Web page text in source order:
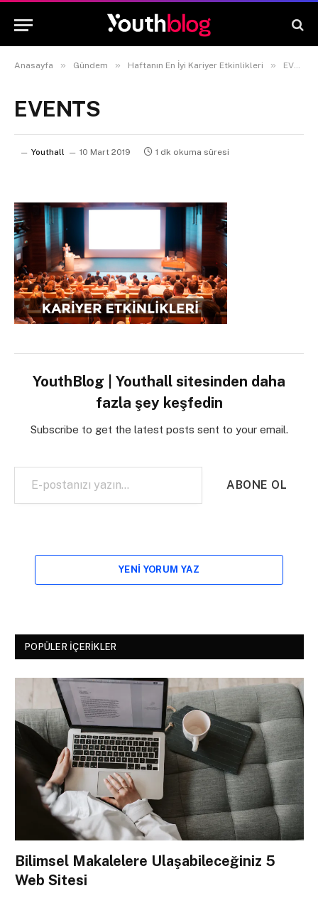
Anasayfa » Gündem » Haftanın En İyi Kariyer Etkinlikleri » EVENTS
EVENTS
Youthall 10 Mart 2019 1 dk okuma süresi
YouthBlog | Youthall sitesinden daha
fazla şey keşfedin
Subscribe to get the latest posts sent to your email.
E-postanızı yazın…
ABONE OL
YENI YORUM YAZ
POPÜLER İÇERIKLER
Bilimsel Makalelere Ulaşabileceğiniz 5
Web Sitesi